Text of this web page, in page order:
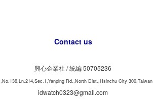
Contact us
興心企業社 /統編 50705236
Rd.,North Dist.,Hsinchu City 300,Taiwan
idwatch0323@gmail.com